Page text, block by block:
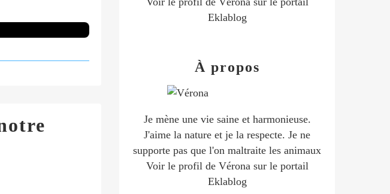
Eklablog
À propos
Je mène une vie saine et harmonieuse.
J'aime la nature et je la respecte. Je ne
supporte pas que l'on maltraite les animaux
Voir le profil de Véronasur le portail
Eklablog